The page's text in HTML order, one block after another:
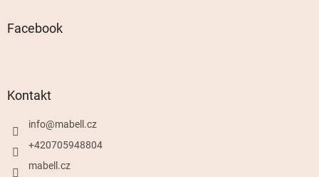
Facebook
Kontakt
info@mabell.cz
+420705948804
mabell.cz